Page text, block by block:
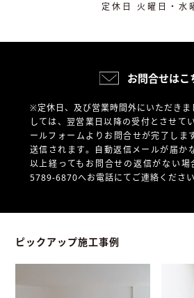
定休日 火曜日・水
お問合せはこ
※定休日、及び営業時間外にいただきま
しては、翌営業日以降の受付とさせて
ールフォームよりお問合せが完了しま
送信されます。自動返信メールが届か
以上経ってもお問合せの返信がない
5789-6870へお電話にてご連絡ください
ピックアップ施工事例